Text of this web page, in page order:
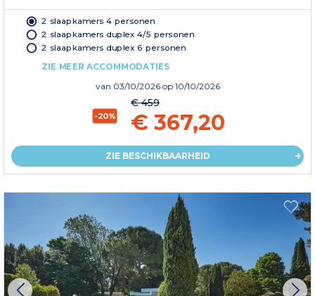
2 slaapkamers 4 personen
2 slaapkamers duplex 4/5 personen
2 slaapkamers duplex 6 personen
ZIE MEER ACCOMMODATIES
van 03/10/2026 op 10/10/2026
-20%
€ 459
€ 367,20
ZIE BESCHIKBAARHEID